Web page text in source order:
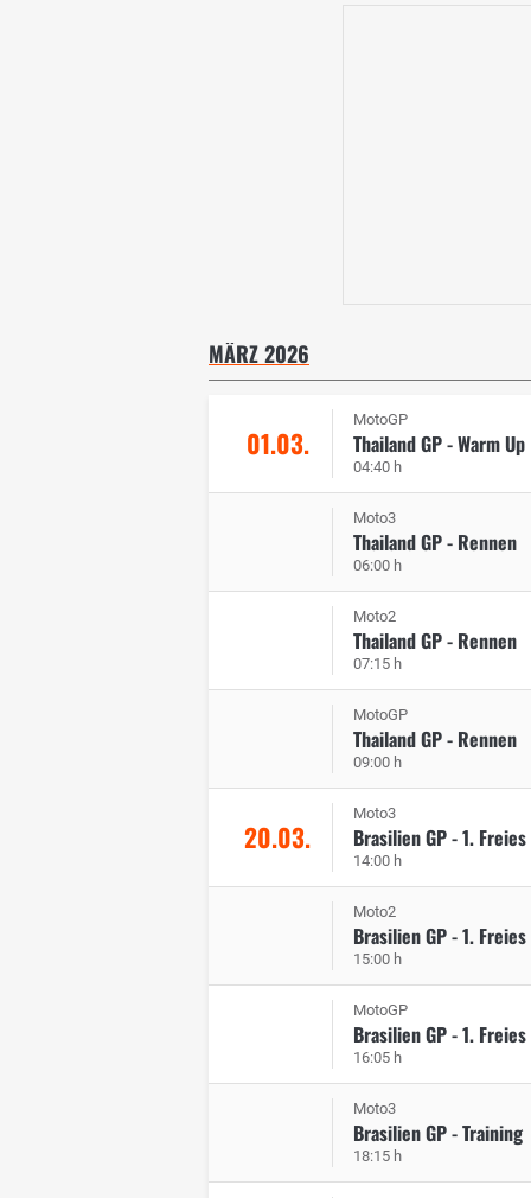
MÄRZ 2026
01.03.
MotoGP
Thailand GP - Warm Up
04:40 h
Moto3
Thailand GP - Rennen
06:00 h
Moto2
Thailand GP - Rennen
07:15 h
MotoGP
Thailand GP - Rennen
09:00 h
20.03.
Moto3
Brasilien GP - 1.
14:00 h
Moto2
Brasilien GP - 1.
15:00 h
MotoGP
Brasilien GP - 1.
16:05 h
Moto3
Brasilien GP - Training
18:15 h